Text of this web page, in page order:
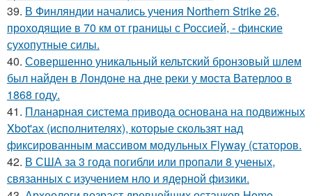
39. В Финляндии начались учения Northern Strike 26,
проходящие в 70 км от границы с Россией, - финские
сухопутные силы.
40. Совершенно уникальный кельтский бронзовый шлем
был найден в Лондоне на дне реки у моста Ватерлоо в
1868 году.
41. Планарная система привода основана на подвижных
Xbot'ах (исполнителях), которые скользят над
фиксированным массивом модульных Flyway (статоров.
42. В США за 3 года погибли или пропали 8 ученых,
связанных с изучением нло и ядерной физики.